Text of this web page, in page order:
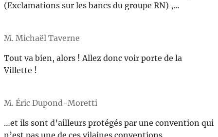
(Exclamations sur les bancs du groupe RN) ,…
M. Michaël Taverne
Tout va bien, alors ! Allez donc voir porte de la
Villette !
M. Éric Dupond-Moretti
…et ils sont d’ailleurs protégés par une convention qui
n’est pas une de ces vilaines conventions